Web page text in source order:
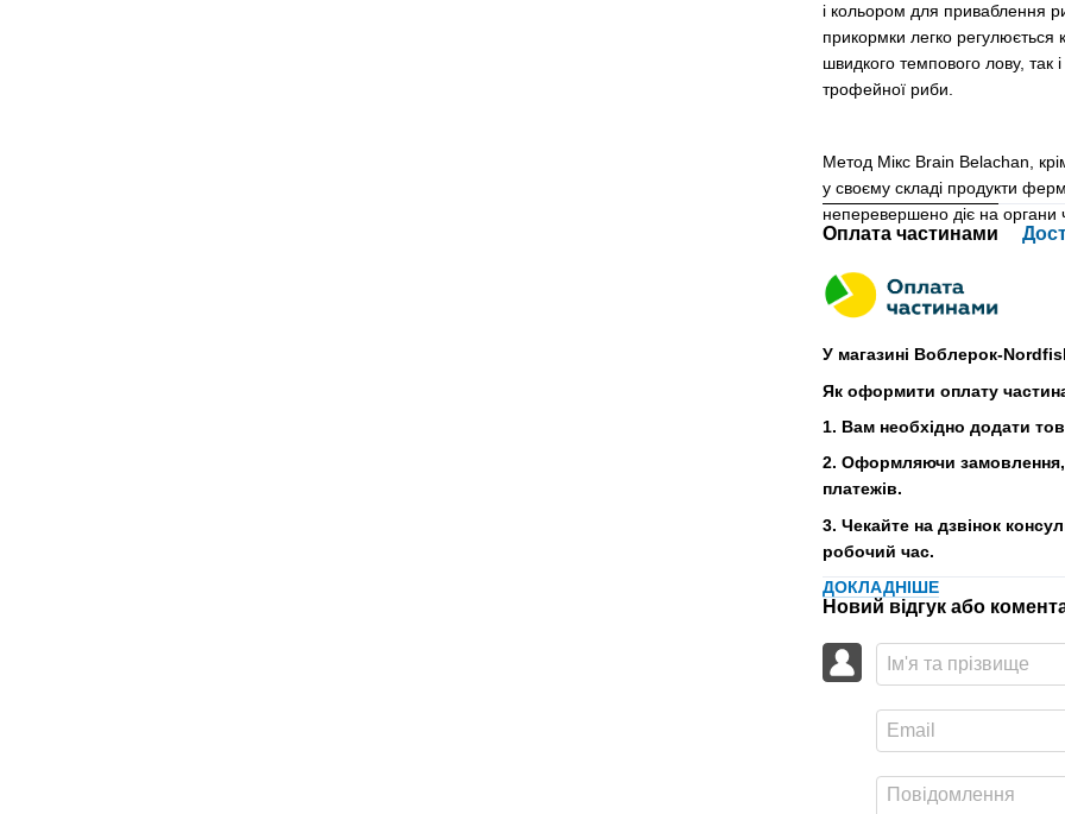
і кольором для приваблення
прикормки легко регулюється
швидкого темпового лову, так
трофейної риби.
Метод Мікс Brain Belachan,
у своєму складі продукти
неперевершено діє на органи
Оплата частинами
У магазині Воблерок-
Як оформити оплату
1. Вам необхідно додати
2. Оформляючи замовлення,
платежів.
3. Чекайте на дзвінок
робочий час.
ДОКЛАДНІШЕ
Новий відгук або